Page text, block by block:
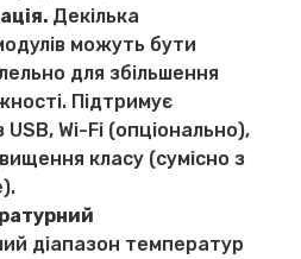
Декілька
можуть бути
для збільшення
Підтримує
Wi-Fi (опціонально),
класу (сумісно з
діапазон температур